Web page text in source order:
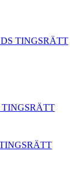
TINGSRÄTT